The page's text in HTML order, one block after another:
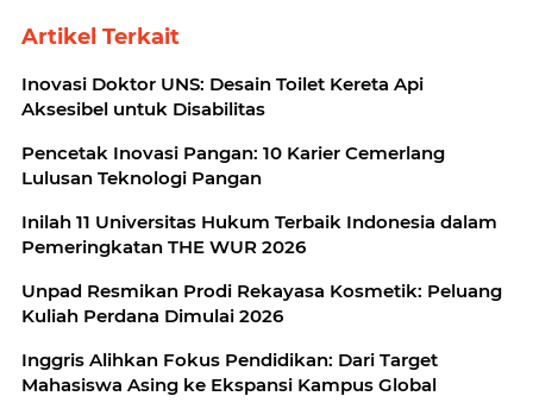
Artikel Terkait
Inovasi Doktor UNS: Desain Toilet Kereta Api
Aksesibel untuk Disabilitas
Pencetak Inovasi Pangan: 10 Karier Cemerlang
Lulusan Teknologi Pangan
Inilah 11 Universitas Hukum Terbaik Indonesia dalam
Pemeringkatan THE WUR 2026
Unpad Resmikan Prodi Rekayasa Kosmetik: Peluang
Kuliah Perdana Dimulai 2026
Inggris Alihkan Fokus Pendidikan: Dari Target
Mahasiswa Asing ke Ekspansi Kampus Global